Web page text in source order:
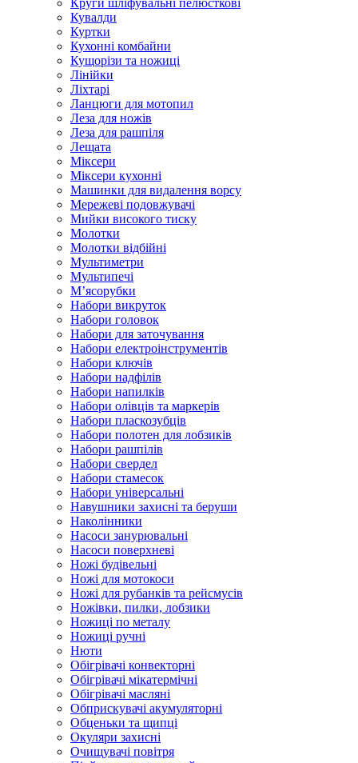
Круги шліфувальні пелюсткові
Кувалди
Куртки
Кухонні комбайни
Кущорізи та ножиці
Лінійки
Ліхтарі
Ланцюги для мотопил
Леза для ножів
Леза для рашпіля
Лещата
Міксери
Міксери кухонні
Машинки для видалення ворсу
Мережеві подовжувачі
Мийки високого тиску
Молотки
Молотки відбійні
Мультиметри
Мультипечі
М’ясорубки
Набори викруток
Набори головок
Набори для заточування
Набори електроінструментів
Набори ключів
Набори надфілів
Набори напилків
Набори олівців та маркерів
Набори пласкозубців
Набори полотен для лобзиків
Набори рашпілів
Набори свердел
Набори стамесок
Набори універсальні
Навушники захисні та беруши
Наколінники
Насоси занурювальні
Насоси поверхневі
Ножі будівельні
Ножі для мотокоси
Ножі для рубанків та рейсмусів
Ножівки, пилки, лобзики
Ножиці по металу
Ножиці ручні
Нюти
Обігрівачі конвекторні
Обігрівачі мікатермічні
Обігрівачі масляні
Обприскувачі акумуляторні
Обценьки та щипці
Окуляри захисні
Очищувачі повітря